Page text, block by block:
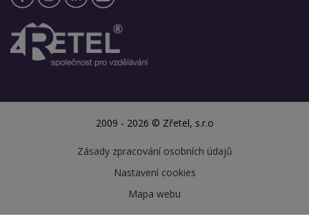
2009 - 2026 © Zřetel, s.r.o
Zásady zpracování osobních údajů
Nastavení cookies
Mapa webu